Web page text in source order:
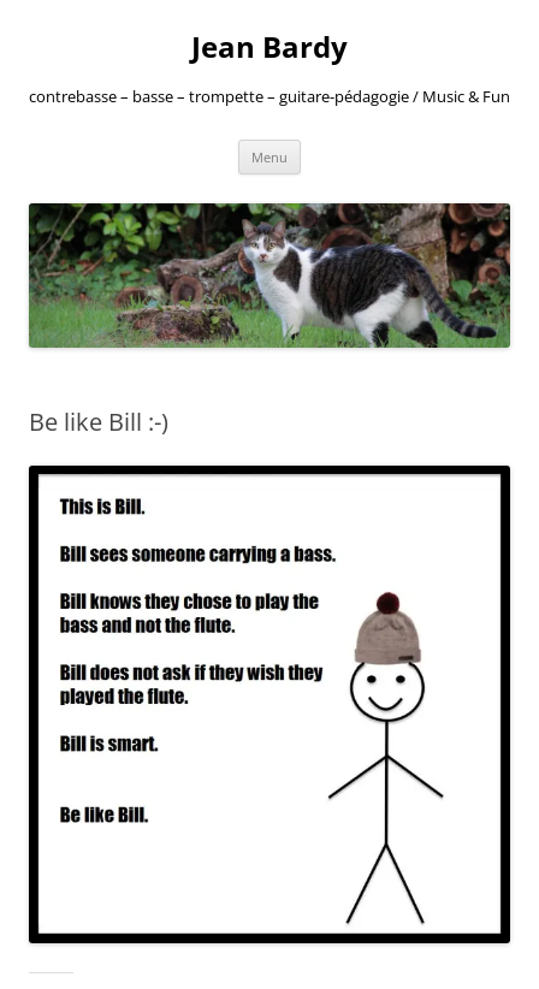
Jean Bardy
contrebasse – basse – trompette – guitare-pédagogie / Music & Fun
Menu
Be like Bill :-)